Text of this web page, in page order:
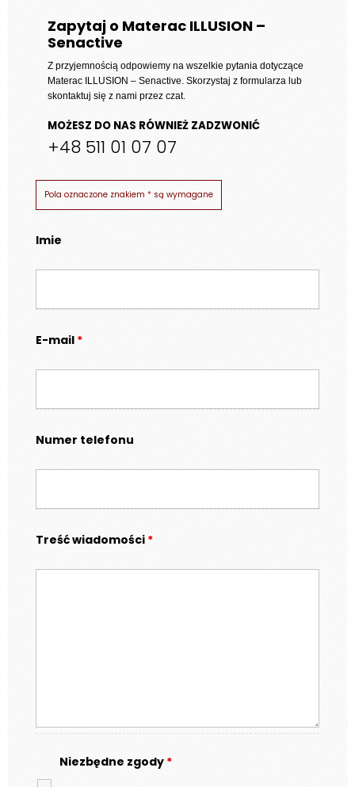
do
612 zł
Zapytaj o Materac ILLUSION –
Senactive
Z przyjemnością odpowiemy na wszelkie pytania dotyczące
Materac ILLUSION – Senactive. Skorzystaj z formularza lub
skontaktuj się z nami przez czat.
MOŻESZ DO NAS RÓWNIEŻ ZADZWONIĆ
+48 511 01 07 07
Pola oznaczone znakiem * są wymagane
Imie
E-mail *
Numer telefonu
Treść wiadomości *
Niezbędne zgody *